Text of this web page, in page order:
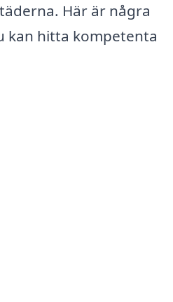
Här är några
kan hitta kompetenta